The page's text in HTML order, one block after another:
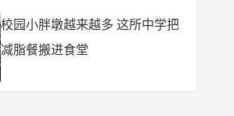
校园小胖墩越来越多 这所中学把
减脂餐搬进食堂